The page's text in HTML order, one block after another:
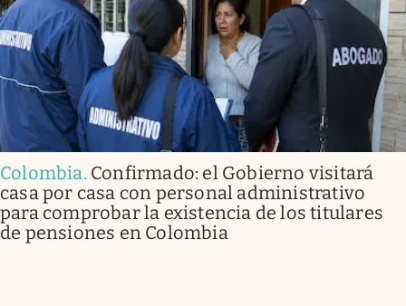
Colombia. Confirmado: el Gobierno visitará
casa por casa con personal administrativo
para comprobar la existencia de los titulares
de pensiones en Colombia